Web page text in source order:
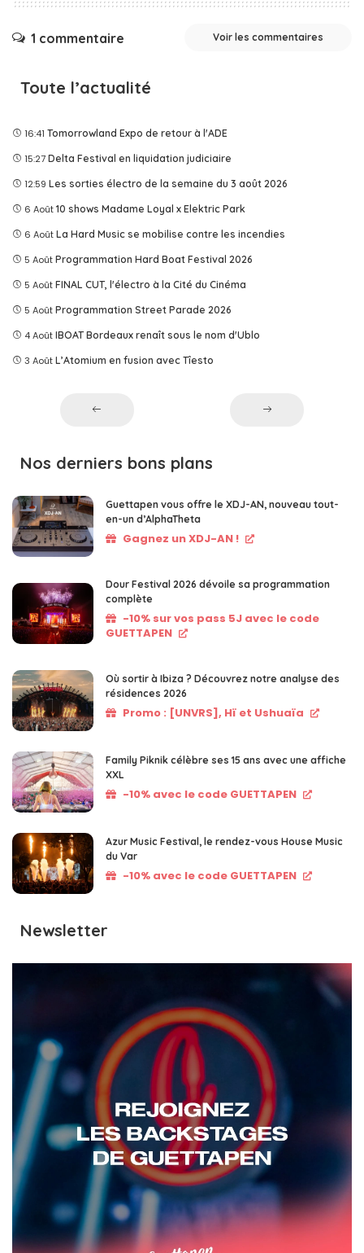
1 commentaire Voir les commentaires
Toute l’actualité
16:41 Tomorrowland Expo de retour à l'ADE
15:27 Delta Festival en liquidation judiciaire
12:59 Les sorties électro de la semaine du 3 août 2026
6 Août 10 shows Madame Loyal x Elektric Park
6 Août La Hard Music se mobilise contre les incendies
5 Août Programmation Hard Boat Festival 2026
5 Août FINAL CUT, l'électro à la Cité du Cinéma
5 Août Programmation Street Parade 2026
4 Août IBOAT Bordeaux renaît sous le nom d'Ublo
3 Août L’Atomium en fusion avec Tîesto
Nos derniers bons plans
Guettapen vous offre le XDJ-AN, nouveau tout-
en-un d’AlphaTheta
Gagnez un XDJ-AN !
Dour Festival 2026 dévoile sa programmation
complète
-10% sur vos pass 5J avec le code
GUETTAPEN
Où sortir à Ibiza ? Découvrez notre analyse des
résidences 2026
Promo : [UNVRS], Hï et Ushuaïa
Family Piknik célèbre ses 15 ans avec une affiche
XXL
-10% avec le code GUETTAPEN
Azur Music Festival, le rendez-vous House Music
du Var
-10% avec le code GUETTAPEN
Newsletter